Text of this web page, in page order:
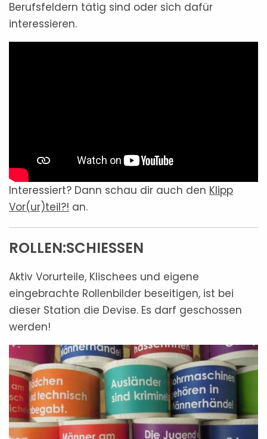
Berufsfeldern tätig sind oder sich dafür
interessieren.
Interessiert? Dann schau dir auch den Klipp
Vor(ur)teil?! an.
ROLLEN:SCHIESSEN
Aktiv Vorurteile, Klischees und eigene
eingebrachte Rollenbilder beseitigen, ist bei
dieser Station die Devise. Es darf geschossen
werden!